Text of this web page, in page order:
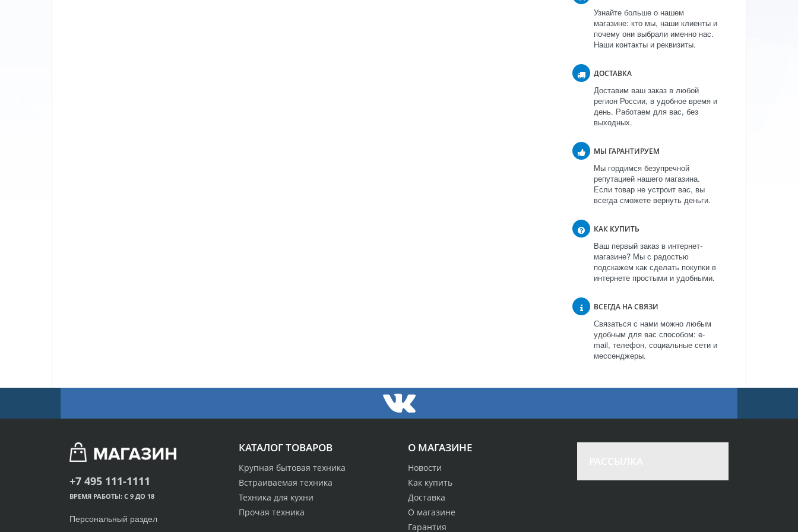
Узнайте больше о нашем
магазине: кто мы, наши клиенты и
почему они выбрали именно нас.
Наши контакты и реквизиты.
ДОСТАВКА
Доставим ваш заказ в любой
регион России, в удобное время и
день. Работаем для вас, без
выходных.
МЫ ГАРАНТИРУЕМ
Мы гордимся безупречной
репутацией нашего магазина.
Если товар не устроит вас, вы
всегда сможете вернуть деньги.
КАК КУПИТЬ
Ваш первый заказ в интернет-
магазине? Мы с радостью
подскажем как сделать покупки в
интернете простыми и удобными.
ВСЕГДА НА СВЯЗИ
Связаться с нами можно любым
удобным для вас способом: e-
mail, телефон, социальные сети и
мессенджеры.
О МАГАЗИНЕ
Новости
Как купить
Доставка
О магазине
Гарантия
КАТАЛОГ ТОВАРОВ
Крупная бытовая техника
Встраиваемая техника
Техника для кухни
Прочая техника
+7 495 111-1111
ВРЕМЯ РАБОТЫ: С 9 ДО 18
Персональный раздел